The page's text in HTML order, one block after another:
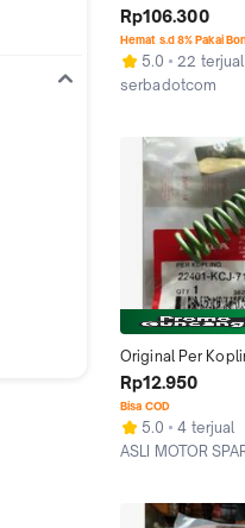
KLEP R9 JFK
MX VIXION NINJA
KING SMASH
GRAND TIGER
MPRO CB GL
japan jepang
Rp106.300
Hemat s.d 8% Pakai
5.0
22 terjual
serbadotcom
Original Per
Tiger/GL
Pro/Neotech/
Primus/CB 150 R/
Rp12.950
Bisa COD
5.0
4 terjual
ASLI MOTOR